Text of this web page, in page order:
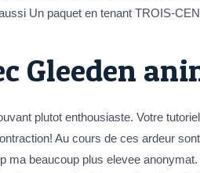
Un paquet en tenant TROIS-
Gleeden
plutot enthousiaste. Votre
Au cours de ces ardeur
beaucoup plus elevee